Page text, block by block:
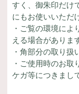
すく、御朱印だけ
にもお使いいただ
・ご覧の環境によ
える場合がありま
・角部分の取り扱
・ご使用時のお取
ケガ等につきまし